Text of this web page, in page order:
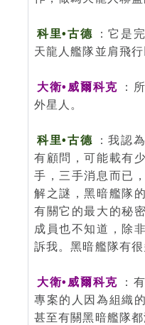
科里•古德
：它是
天龍人艦隊並肩飛行
大衛•威爾科克
：
外星人。
科里•古德
：我認
有顧問，可能載有
手，三手消息而已
解之謎，黑暗艦隊
有關它的最大的秘
成員也不知道，除
訴我。黑暗艦隊有很
大衛•威爾科克
：
專案的人因為組織
甚至有關黑暗艦隊都